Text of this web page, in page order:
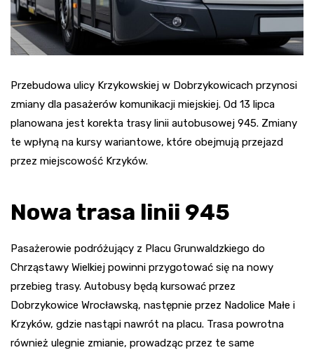
Przebudowa ulicy Krzykowskiej w Dobrzykowicach przynosi
zmiany dla pasażerów komunikacji miejskiej. Od 13 lipca
planowana jest korekta trasy linii autobusowej 945. Zmiany
te wpłyną na kursy wariantowe, które obejmują przejazd
przez miejscowość Krzyków.
Nowa trasa linii 945
Pasażerowie podróżujący z Placu Grunwaldzkiego do
Chrząstawy Wielkiej powinni przygotować się na nowy
przebieg trasy. Autobusy będą kursować przez
Dobrzykowice Wrocławską, następnie przez Nadolice Małe i
Krzyków, gdzie nastąpi nawrót na placu. Trasa powrotna
również ulegnie zmianie, prowadząc przez te same